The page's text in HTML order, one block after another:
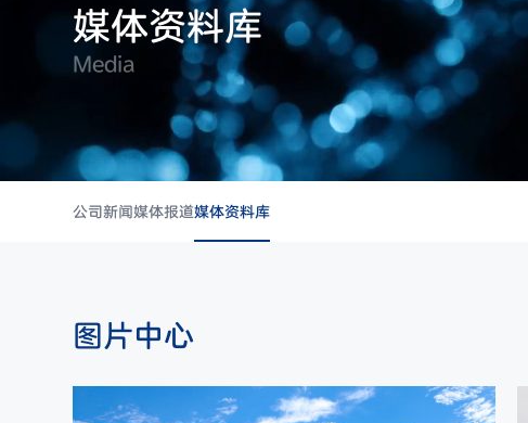
媒体资料库
Media
公司新闻媒体报道媒体资料库
图片中心